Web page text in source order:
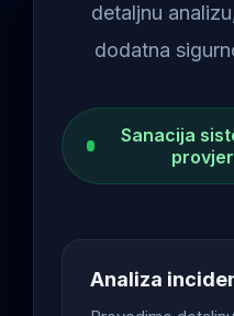
detaljnu
dodatna
Sanacija
Analiza